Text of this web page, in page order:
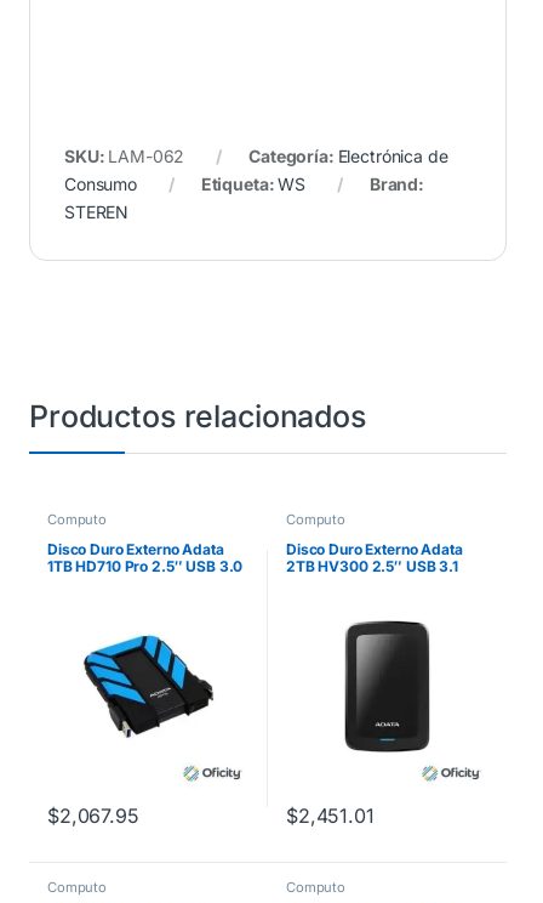
SKU: LAM-062 Categoría: Electrónica de
Consumo
Etiqueta:WS
Brand:
STEREN
Productos relacionados
Computo
Disco Duro Externo Adata
1TB HD710 Pro 2.5″ USB 3.0
$2,067.95
Computo
Disco Duro Externo Adata
2TB HV300 2.5″ USB 3.1
$2,451.01
Computo Computo